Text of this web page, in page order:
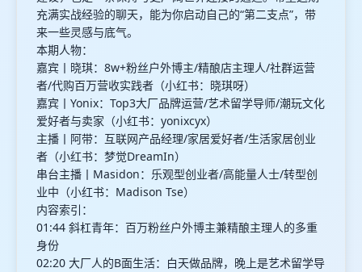
充满实战经验的聊天，能为你启动自己的“第二支点”，带
来一些灵感与底气。
本期人物：
嘉宾丨晓琪：8w+粉丝户外博主/精酿店主理人/社群运营
者/代购百万营收实践者（小红书：晓琪呀）
嘉宾丨Yonix：Top3大厂品牌运营/艺术留学导师/潮玩文化
爱好者与卖家（小红书：yonixcyx）
主播丨阿带：互联网产品经理/家居爱好者/生活家居创业
者（小红书：梦觉DreamIn）
串台主播丨Masidon：乐观型创业者/高能量人士/转型创
业中（小红书：Madison Tse）
内容索引：
01:44 斜杠青年：百万粉丝户外博主兼精酿主理人的多重
身份
02:20 大厂人的B面生活：白天做品牌，晚上是艺术留学导